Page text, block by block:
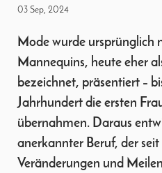
03 Sep, 2024
Mode wurde ursprünglich
Mannequins, heute eher
bezeichnet, präsentiert –
Jahrhundert die ersten
übernahmen. Daraus
anerkannter Beruf, der
Veränderungen und